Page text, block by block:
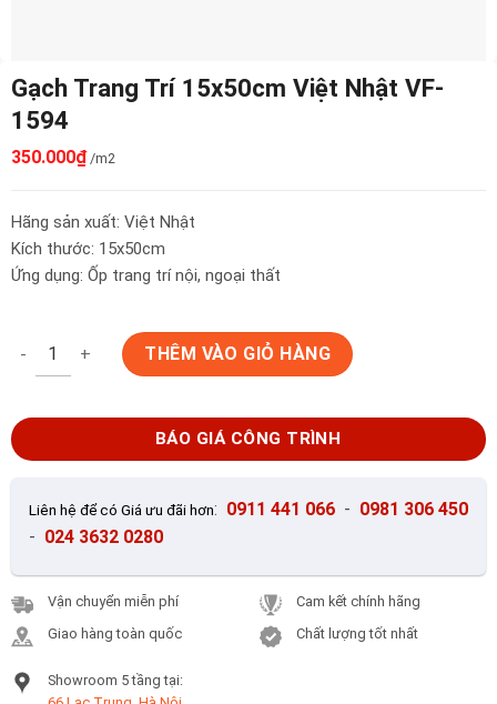
Gạch Trang Trí 15x50cm Việt Nhật VF-
1594
350.000₫ /m2
Hãng sản xuất: Việt Nhật
Kích thước: 15x50cm
Ứng dụng: Ốp trang trí nội, ngoại thất
Gạch Trang Trí 15x50cm Việt Nhật VF-1594 số lượng
THÊM VÀO GIỎ HÀNG
BÁO GIÁ CÔNG TRÌNH
Liên hệ để có Giá ưu đãi hơn: 0911 441 066 - 0981 306 450
- 024 3632 0280
Vận chuyển miễn phí
Giao hàng toàn quốc
Cam kết chính hãng
Chất lượng tốt nhất
Showroom 5 tầng tại: